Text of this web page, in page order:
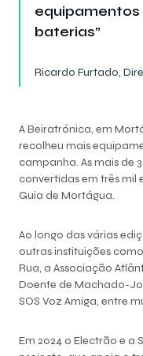
equipamentos
baterias”
Ricardo Furtado,
A Beiratrónica, em
recolheu mais
campanha. As mais de
convertidas em três mil
Guia de Mortágua.
Ao longo das várias
outras instituições
Rua, a Associação
Doente de Machado-
SOS Voz Amiga, entre
Em 2024 o Electrão e a